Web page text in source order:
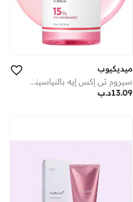
ميديكيوب
سيروم تي إكس إيه بالنياسيناميد 15
د.ب13.09